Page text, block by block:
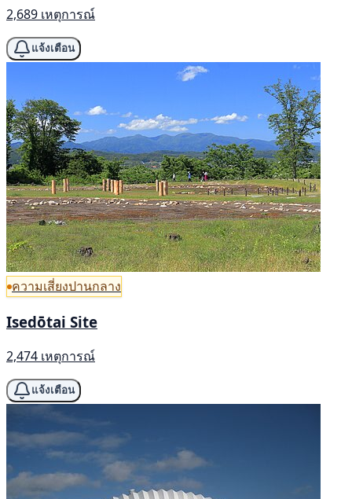
2,689 เหตุการณ์
แจ้งเตือน
ความเสี่ยงปานกลาง
Isedōtai Site
2,474 เหตุการณ์
แจ้งเตือน